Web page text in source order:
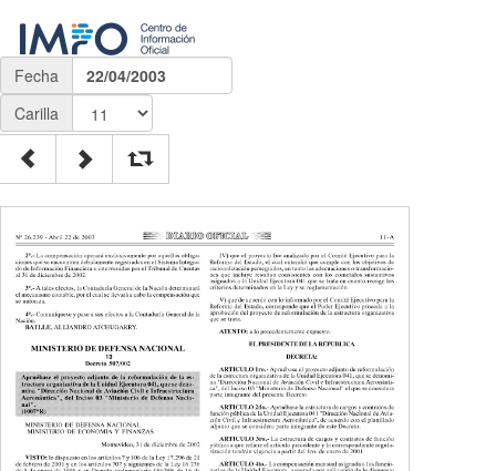
Fecha
22/04/2003
Carilla